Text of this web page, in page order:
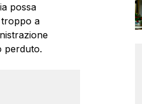
possa
a
perduto.